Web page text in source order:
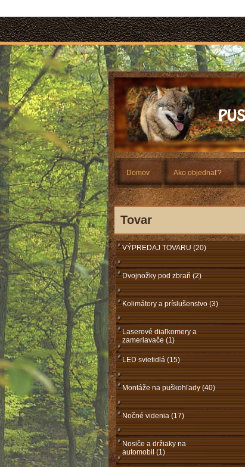
Domov Ako objednať?
Tovar
VÝPREDAJ TOVARU (20)
Dvojnožky pod zbraň (2)
Kolimátory a príslušenstvo (3)
Laserové diaľkomery a
zameriavače (1)
LED svietidlá (15)
Montáže na puškohľady (40)
Nočné videnia (17)
Nosiče a držiaky na
automobil (1)